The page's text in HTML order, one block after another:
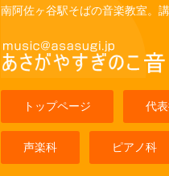
南阿佐ヶ谷駅そばの音楽教室。
トップページ 代
声楽科 ピアノ科